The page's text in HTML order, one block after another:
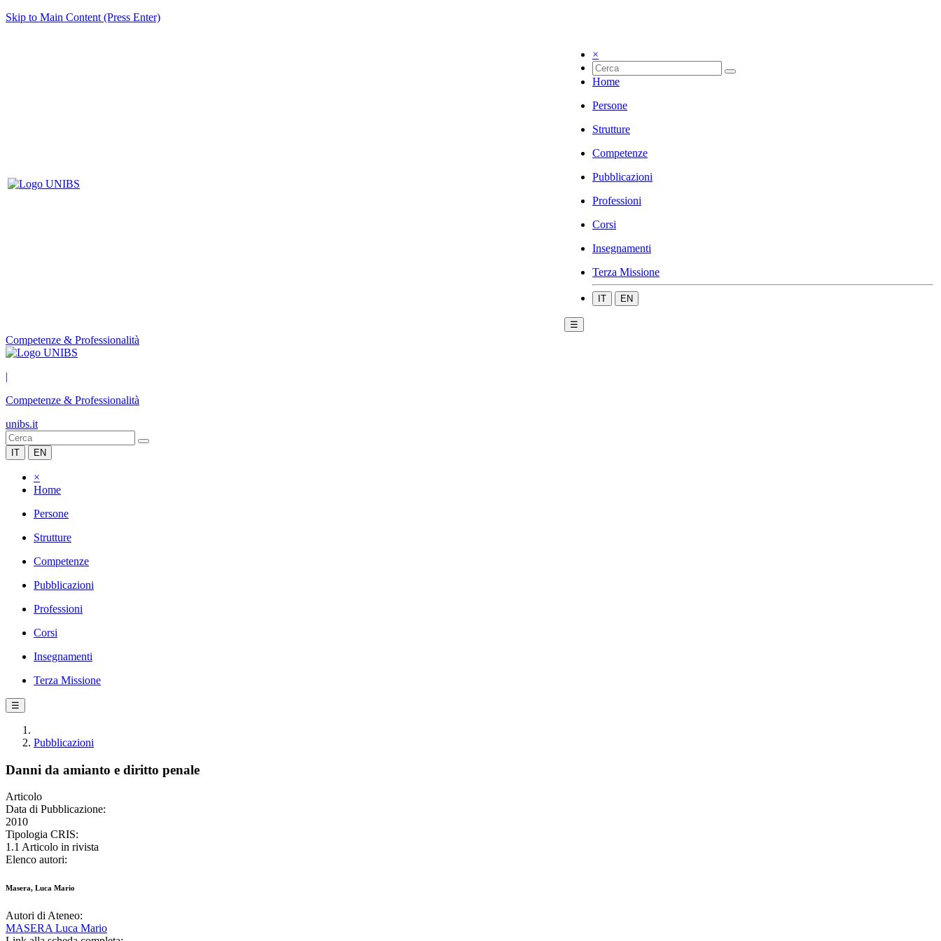
Skip to Main Content (Press Enter)
×
Home
Persone
Strutture
Competenze
Pubblicazioni
Professioni
Corsi
Insegnamenti
Terza Missione
IT EN
☰
Competenze & Professionalità
|
Competenze & Professionalità
unibs.it
IT EN
×
Home
Persone
Strutture
Competenze
Pubblicazioni
Professioni
Corsi
Insegnamenti
Terza Missione
☰
Pubblicazioni
Danni da amianto e diritto penale
Articolo
Data di Pubblicazione:
2010
Tipologia CRIS:
1.1 Articolo in rivista
Elenco autori:
Masera, Luca Mario
Autori di Ateneo:
MASERA Luca Mario